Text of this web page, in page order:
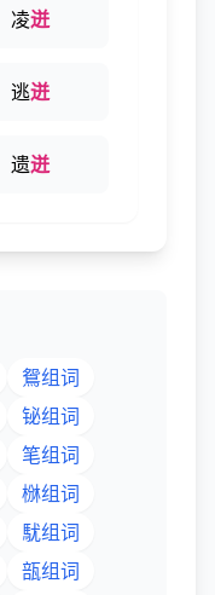
凌迸
逃迸
遗迸
鴛组词
铋组词
笔组词
椕组词
駀组词
瓿组词